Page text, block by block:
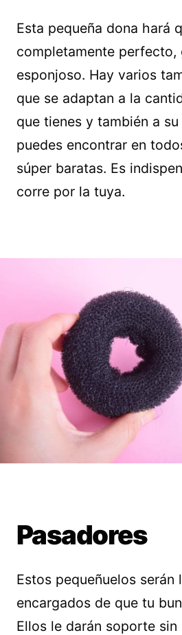
Esta pequeña dona hará
completamente perfecto,
esponjoso. Hay varios
que se adaptan a la
que tienes y también a
puedes encontrar en
súper baratas. Es
corre por la tuya.
Pasadores
Estos pequeñuelos serán
encargados de que tu
Ellos le darán soporte sin